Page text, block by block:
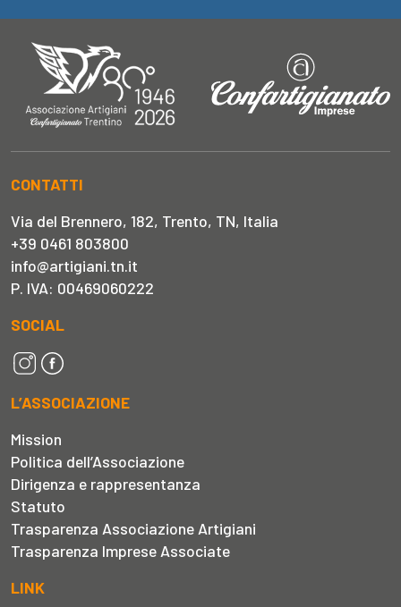
CONTATTI
Via del Brennero, 182, Trento, TN, Italia
+39 0461 803800
info@artigiani.tn.it
P. IVA: 00469060222
SOCIAL
L’ASSOCIAZIONE
Mission
Politica dell’Associazione
Dirigenza e rappresentanza
Statuto
Trasparenza Associazione Artigiani
Trasparenza Imprese Associate
LINK